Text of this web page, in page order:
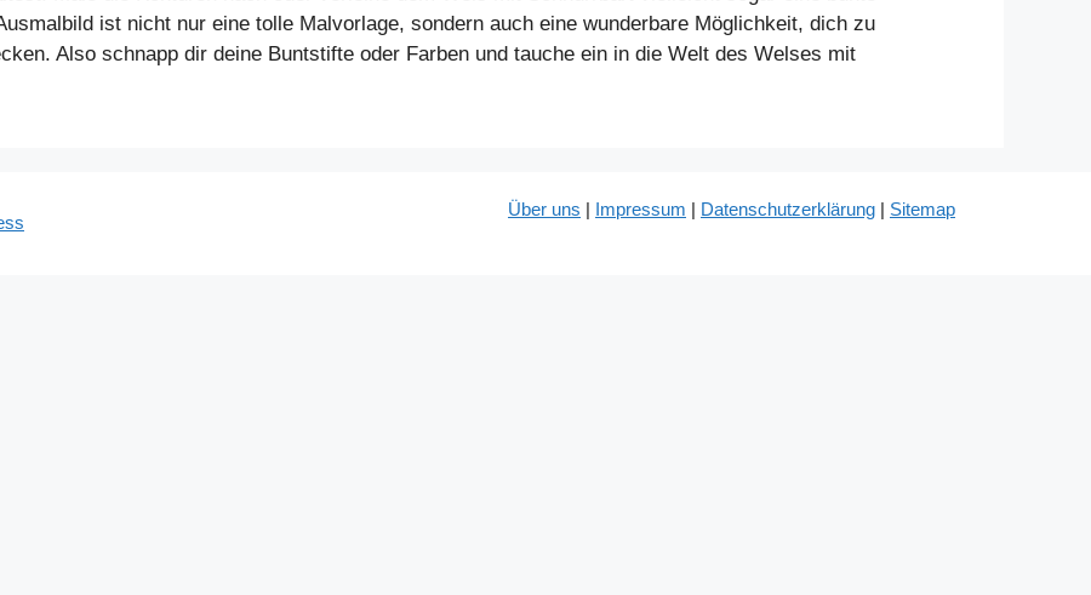
ist nicht nur eine tolle Malvorlage, sondern auch eine wunderbare Möglichkeit, dich zu
Also schnapp dir deine Buntstifte oder Farben und tauche ein in die Welt des Welses mit
Über uns | Impressum | Datenschutzerklärung | Sitemap